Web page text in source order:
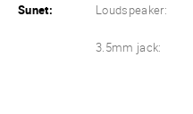
Sunet: Loudspeaker:
3.5mm jack: